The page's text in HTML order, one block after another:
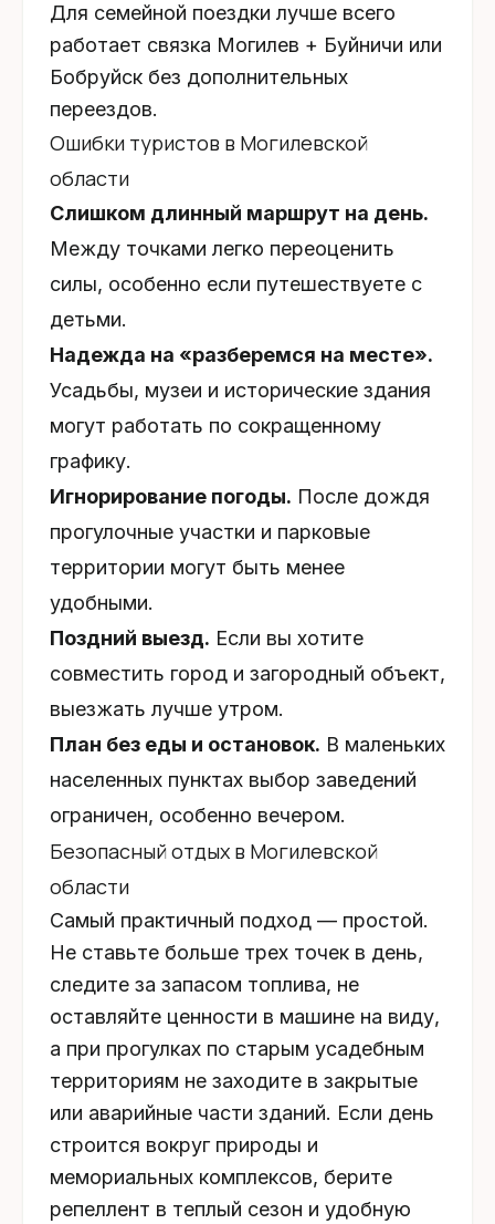
Для семейной поездки лучше всего
работает связка Могилев + Буйничи или
Бобруйск без дополнительных
переездов.
Ошибки туристов в Могилевской
области
Слишком длинный маршрут на день.
Между точками легко переоценить
силы, особенно если путешествуете с
детьми.
Надежда на «разберемся на месте».
Усадьбы, музеи и исторические здания
могут работать по сокращенному
графику.
Игнорирование погоды. После дождя
прогулочные участки и парковые
территории могут быть менее
удобными.
Поздний выезд. Если вы хотите
совместить город и загородный объект,
выезжать лучше утром.
План без еды и остановок. В маленьких
населенных пунктах выбор заведений
ограничен, особенно вечером.
Безопасный отдых в Могилевской
области
Самый практичный подход — простой.
Не ставьте больше трех точек в день,
следите за запасом топлива, не
оставляйте ценности в машине на виду,
а при прогулках по старым усадебным
территориям не заходите в закрытые
или аварийные части зданий. Если день
строится вокруг природы и
мемориальных комплексов, берите
репеллент в теплый сезон и удобную